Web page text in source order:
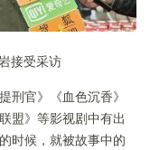
接受采访
刑官》《血色沉香》
盟》等影视剧中有出
时候，就被故事中的